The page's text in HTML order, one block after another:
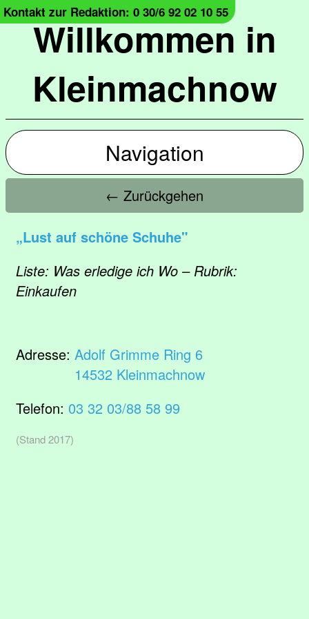
Willkommen in
Kleinmachnow
Kontakt zur Redaktion: 0 30/6 92 02 10 55
Navigation
← Zurückgehen
„Lust auf schöne Schuhe"
Liste: Was erledige ich Wo – Rubrik:
Einkaufen
Adresse: Adolf Grimme Ring 6
14532 Kleinmachnow
Telefon: 03 32 03/88 58 99
(Stand 2017)